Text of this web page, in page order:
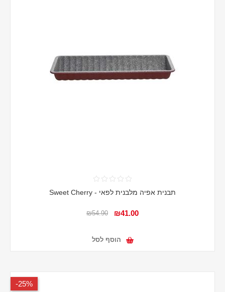
תבנית אפיה מלבנית לפאי - Sweet Cherry
₪41.00
₪54.90
הוסף לסל
25%-